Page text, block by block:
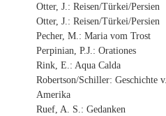
Otter, J.: Reisen/Türkei/Persien
Otter, J.: Reisen/Türkei/Persien
Pecher, M.: Maria vom Trost
Perpinian, P.J.: Orationes
Rink, E.: Aqua Calda
Robertson/Schiller: Geschichte v.
Amerika
Ruef, A. S.: Gedanken